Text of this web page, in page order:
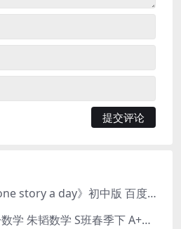
一天一个小故事《one story a day》初中版 百度网盘分享下载
初中数学 2024初一数学 朱韬数学 S班春季下 A+班春季下 百度云网盘